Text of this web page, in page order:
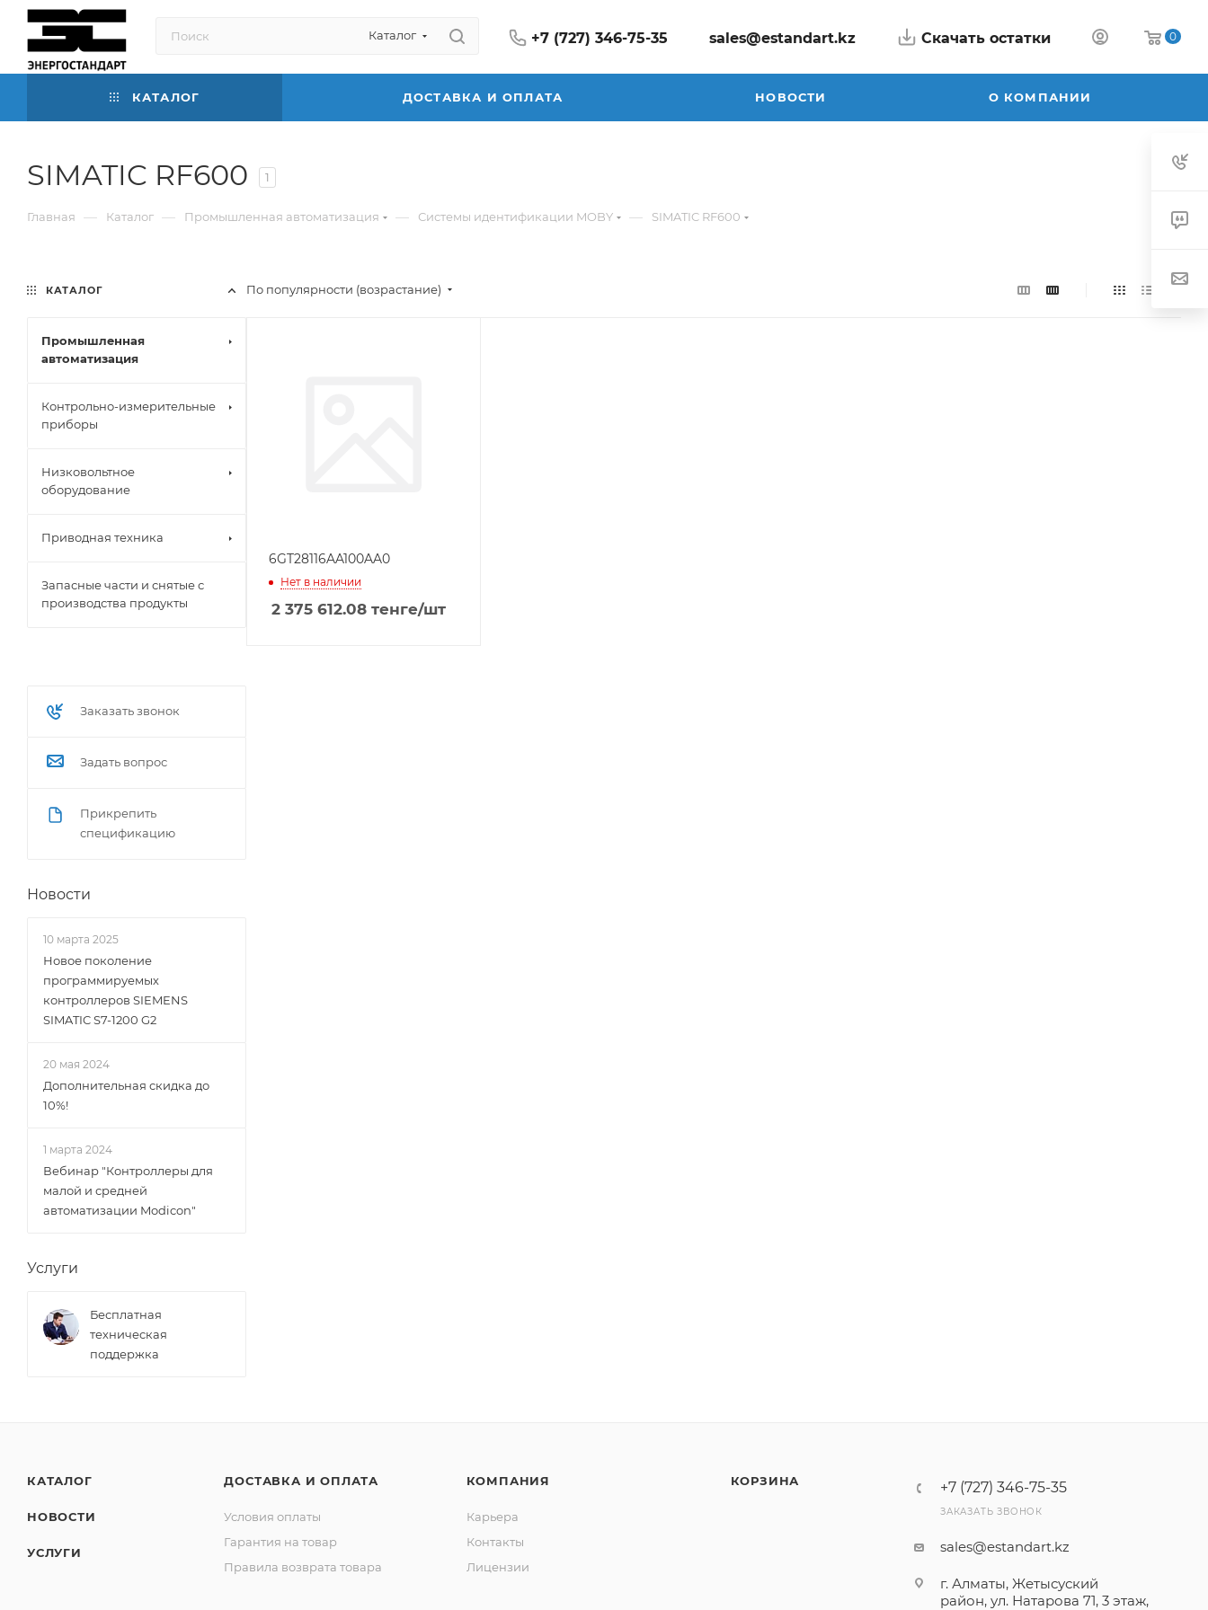
Каталог +7 (727) 346-75-35 sales@estandart.kz Скачать остатки 0
КАТАЛОГ ДОСТАВКА И ОПЛАТА НОВОСТИ О КОМПАНИИ
SIMATIC RF600 1
Главная — Каталог — Промышленная автоматизация — Системы идентификации MOBY — SIMATIC RF600
По популярности (возрастание)
6GT28116AA100AA0
Нет в наличии
2 375 612.08 тенге/шт
КАТАЛОГ
Промышленная
автоматизация
Контрольно-измерительные
приборы
Низковольтное
оборудование
Приводная техника
Запасные части и снятые с
производства продукты
Заказать звонок
Задать вопрос
Прикрепить
спецификацию
Новости
10 марта 2025
Новое поколение
программируемых
контроллеров SIEMENS
SIMATIC S7-1200 G2
20 мая 2024
Дополнительная скидка до
10%!
1 марта 2024
Вебинар "Контроллеры для
малой и средней
автоматизации Modicon"
Услуги
Бесплатная
техническая
поддержка
КАТАЛОГ
НОВОСТИ
УСЛУГИ
ДОСТАВКА И ОПЛАТА
Условия оплаты
Гарантия на товар
Правила возврата товара
КОМПАНИЯ
Карьера
Контакты
Лицензии
КОРЗИНА +7 (727) 346-75-35
ЗАКАЗАТЬ ЗВОНОК
sales@estandart.kz
г. Алматы, Жетысуский
район, ул. Натарова 71, 3 этаж,